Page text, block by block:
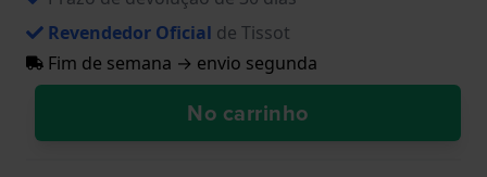
Revendedor Oficial de Tissot
Fim de semana → envio segunda
No carrinho